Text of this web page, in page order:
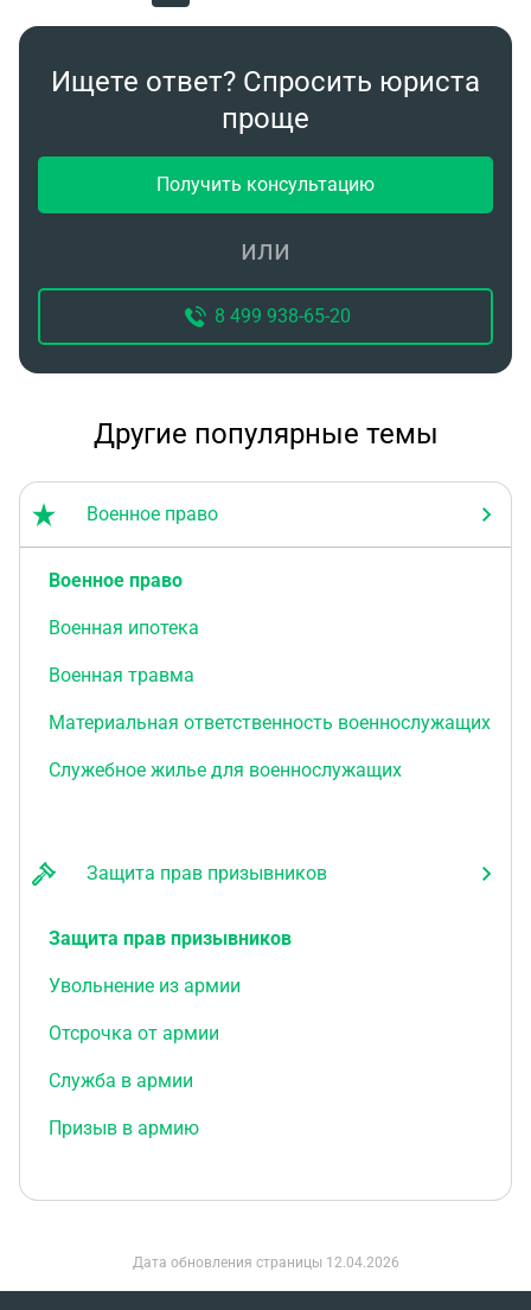
Ищете ответ? Спросить юриста
проще
Получить консультацию
или
8 499 938-65-20
Другие популярные темы
Военное право
Военное право
Военная ипотека
Военная травма
Материальная ответственность военнослужащих
Служебное жилье для военнослужащих
Защита прав призывников
Защита прав призывников
Увольнение из армии
Отсрочка от армии
Служба в армии
Призыв в армию
Дата обновления страницы 12.04.2026